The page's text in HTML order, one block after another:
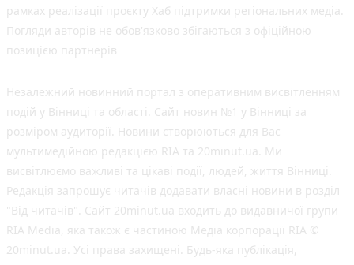
рамках реалізації проєкту Хаб підтримки регіональних медіа.
Погляди авторів не обов'язково збігаються з офіційною
позицією партнерів
Незалежний новинний портал з оперативним висвітленням
подій у Вінниці та області. Сайт новин №1 у Вінниці за
розміром аудиторії. Новини створюються для Вас
мультимедійною редакцією RIA та 20minut.ua. Ми
висвітлюємо важливі та цікаві події, людей, життя Вінниці.
Редакція запрошує читачів додавати власні новини в розділ
"Від читачів". Сайт 20minut.ua входить до видавничої групи
RIA Media, яка також є частиною Медіа корпорації RIA ©
20minut.ua. Усі права захищені. Будь-яка публiкацiя,